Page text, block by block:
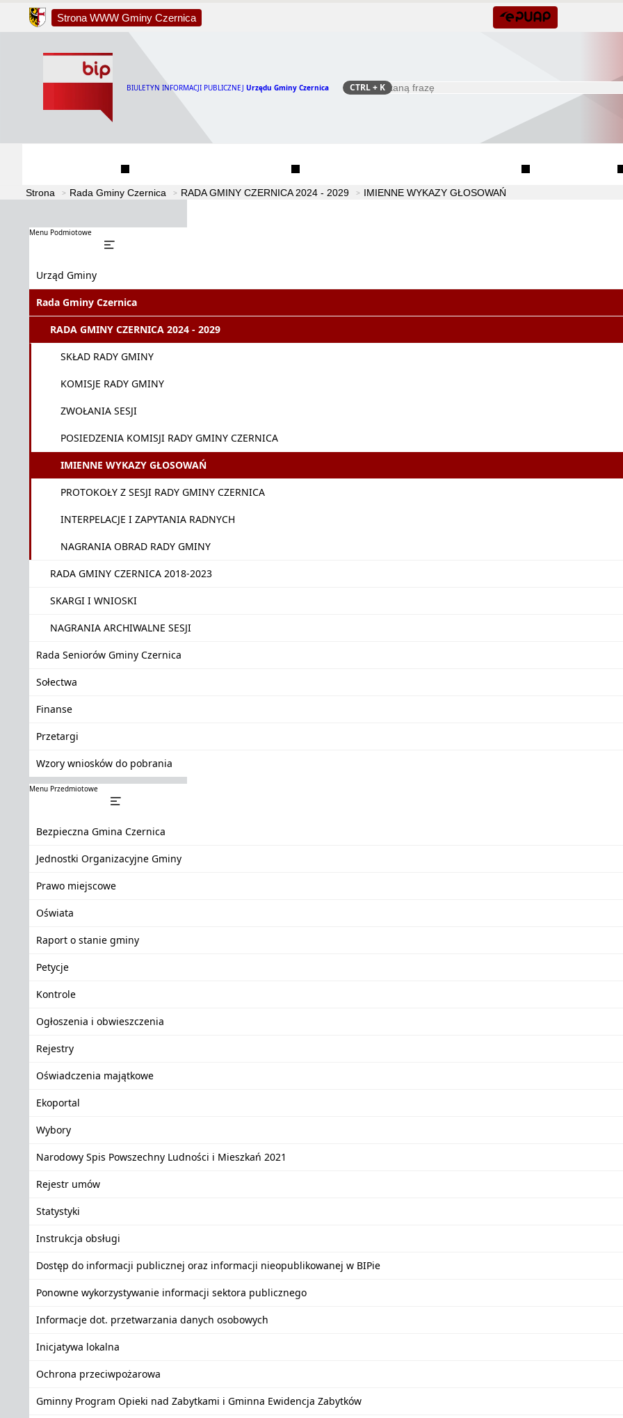
Strona WWW Gminy Czernica
BIULETYN INFORMACJI PUBLICZNEJ Urzędu Gminy Czernica Szukaj
CTRL+ K
Strona Rada Gminy Czernica RADA GMINY CZERNICA 2024 - 2029 IMIENNE WYKAZY GŁOSOWAŃ
Menu Podmiotowe
Urząd Gminy
Rada Gminy Czernica
RADA GMINY CZERNICA 2024 - 2029
SKŁAD RADY GMINY
KOMISJE RADY GMINY
ZWOŁANIA SESJI
POSIEDZENIA KOMISJI RADY GMINY CZERNICA
IMIENNE WYKAZY GŁOSOWAŃ
PROTOKOŁY Z SESJI RADY GMINY CZERNICA
INTERPELACJE I ZAPYTANIA RADNYCH
NAGRANIA OBRAD RADY GMINY
RADA GMINY CZERNICA 2018-2023
SKARGI I WNIOSKI
NAGRANIA ARCHIWALNE SESJI
Rada Seniorów Gminy Czernica
Sołectwa
Finanse
Przetargi
Wzory wniosków do pobrania
Menu Przedmiotowe
Bezpieczna Gmina Czernica
Jednostki Organizacyjne Gminy
Prawo miejscowe
Oświata
Raport o stanie gminy
Petycje
Kontrole
Ogłoszenia i obwieszczenia
Rejestry
Oświadczenia majątkowe
Ekoportal
Wybory
Narodowy Spis Powszechny Ludności i Mieszkań 2021
Rejestr umów
Statystyki
Instrukcja obsługi
Dostęp do informacji publicznej oraz informacji nieopublikowanej w BIPie
Ponowne wykorzystywanie informacji sektora publicznego
Informacje dot. przetwarzania danych osobowych
Inicjatywa lokalna
Ochrona przeciwpożarowa
Gminny Program Opieki nad Zabytkami i Gminna Ewidencja Zabytków